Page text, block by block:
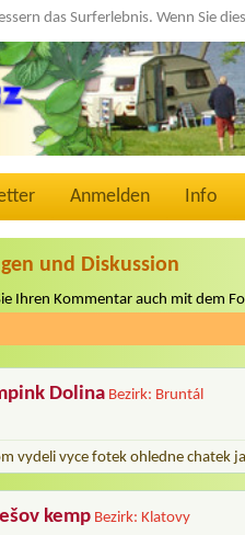
das Surferlebnis. Wenn Sie
Anmelden Info
und Diskussion
Ihren Kommentar auch mit dem
Dolina Bezirk: Bruntál
vydeli vyce fotek ohledne chatek
kemp Bezirk: Klatovy